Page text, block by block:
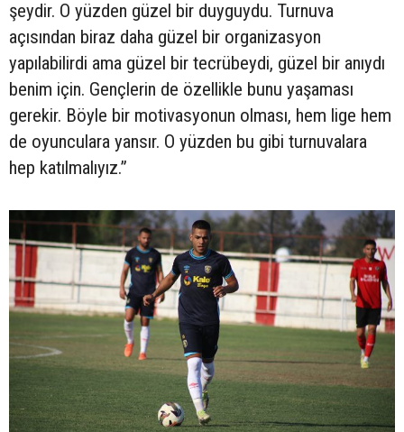
şeydir. O yüzden güzel bir duyguydu. Turnuva
açısından biraz daha güzel bir organizasyon
yapılabilirdi ama güzel bir tecrübeydi, güzel bir anıydı
benim için. Gençlerin de özellikle bunu yaşaması
gerekir. Böyle bir motivasyonun olması, hem lige hem
de oyunculara yansır. O yüzden bu gibi turnuvalara
hep katılmalıyız.”